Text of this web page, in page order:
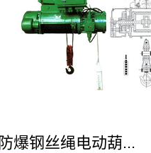
防爆钢丝绳电动葫...